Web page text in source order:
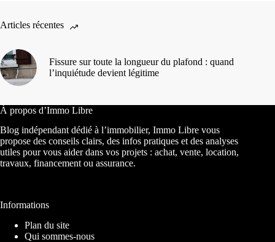
Articles récentes
Fissure sur toute la longueur du plafond : quand
l’inquiétude devient légitime
À propos d’Immo Libre
Blog indépendant dédié à l’immobilier, Immo Libre vous
propose des conseils clairs, des infos pratiques et des analyses
utiles pour vous aider dans vos projets : achat, vente, location,
travaux, financement ou assurance.
Informations
Plan du site
Qui sommes-nous